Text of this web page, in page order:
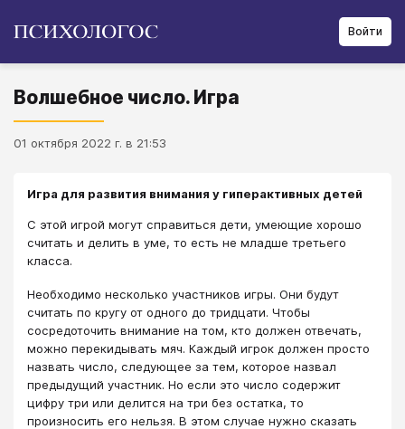
Войти
Волшебное число. Игра
01 октября 2022 г. в 21:53
Игра для развития внимания у гиперактивных детей
С этой игрой могут справиться дети, умеющие хорошо
считать и делить в уме, то есть не младше третьего
класса.
Необходимо несколько участников игры. Они будут
считать по кругу от одного до тридцати. Чтобы
сосредоточить внимание на том, кто должен отвечать,
можно перекидывать мяч. Каждый игрок должен просто
назвать число, следующее за тем, которое назвал
предыдущий участник. Но если это число содержит
цифру три или делится на три без остатка, то
произносить его нельзя. В этом случае нужно сказать